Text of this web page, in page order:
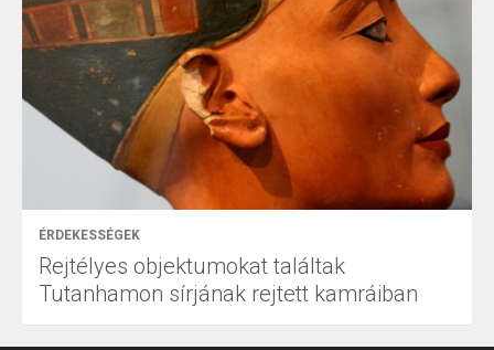
ÉRDEKESSÉGEK
Rejtélyes objektumokat találtak
Tutanhamon sírjának rejtett kamráiban